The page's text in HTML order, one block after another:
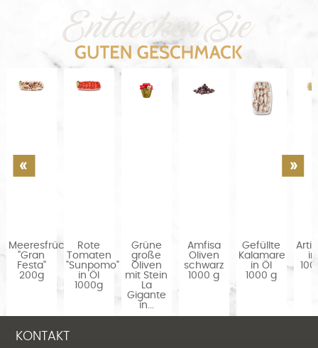
Meeresfrüchtesalat
"Gran
Festa"
200g
Rote
Tomaten
"Sunpomo"
in Öl
1000g
Grüne
große
Oliven
mit Stein
La
Gigante
in...
Amfisa
Oliven
schwarz
1000 g
Gefüllte
Kalamare
in Öl
1000 g
KONTAKT